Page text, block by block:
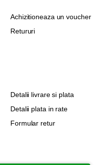
Achizitioneaza un voucher
Retururi
Detalii livrare si plata
Detalii plata in rate
Formular retur